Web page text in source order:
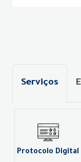
Serviços
Protocolo Digital